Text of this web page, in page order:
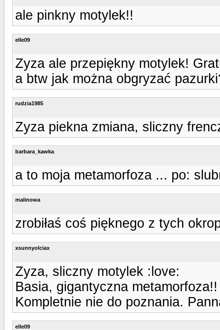
ale pinkny motylek!!
elle09
Zyza ale przepiękny motylek!
a btw jak można obgryzać
rudzia1985
Zyza piekna zmiana, sliczny
barbara_kawka
a to moja metamorfoza ... po:
malinowa
zrobiłaś coś pięknego z tych
xsunnyolciax
Zyza, sliczny motylek :love:
Basia, gigantyczna
Kompletnie nie do poznania.
elle09